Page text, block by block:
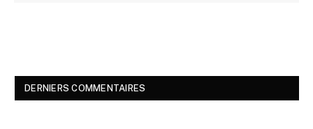
DERNIERS COMMENTAIRES